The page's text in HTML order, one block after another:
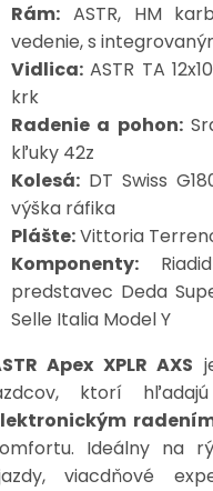
Rám: ASTR, HM
vedenie, s
Vidlica: ASTR TA
krk
Radenie a pohon:
kľuky 42z
Kolesá: DT Swiss
výška ráfika
Plášte:Vittoria
Komponenty:
predstavec Deda
Selle Italia Model Y
Apex XPLR AXS
ktorí
Ideálny na
viacdňové